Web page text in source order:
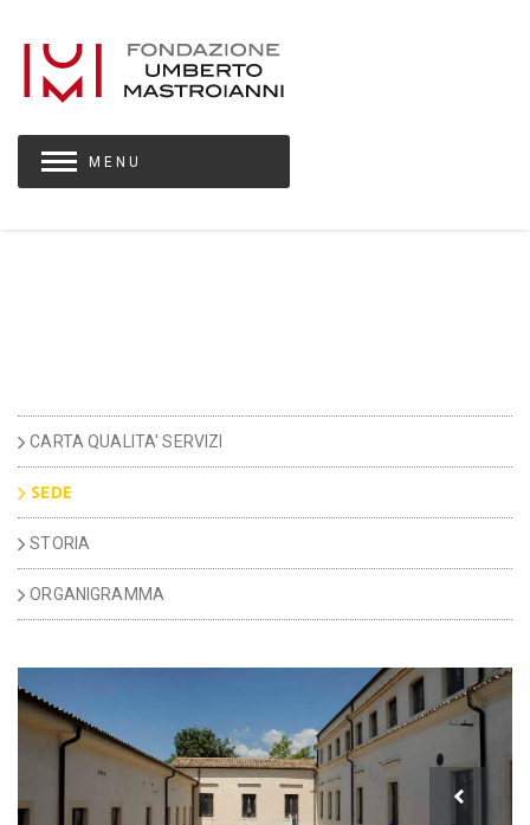
M E N U
CARTA QUALITA' SERVIZI
SEDE
STORIA
ORGANIGRAMMA